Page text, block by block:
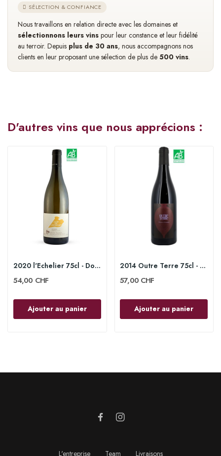
SÉLECTION & CONFIANCE
Nous travaillons en relation directe avec les domaines et
sélectionnons leurs vins pour leur constance et leur fidélité
au terroir. Depuis plus de 30 ans, nous accompagnons nos
clients en leur proposant une sélection de plus de 500 vins.
D'autres vins que nous apprécions :
2020 l'Echelier 75cl - Domaine des Roches Neuves
54,00 CHF
Ajouter au panier
2014 Outre Terre 75cl - Domaine des Roches Neuves
57,00 CHF
Ajouter au panier
L'entreprise Team Livraisons